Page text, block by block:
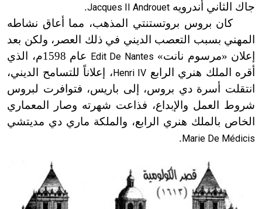
جاك الثاني أندرويه Jacques II Androuet
.
كان بروس بروتستنتي المذهب، مما أعاق نشاطه
المهني بسبب التعصب الديني في ذلك العصر، ولكن بعد
إعلان «مرسوم نانت» Edit De Nantes
عام 1598م، الذي
أقره الملك هنري الرابع Henri IV ، إعلاناً للتسامح الديني،
انتقلت أسرة دي بروس، إلى باريس، فتوافرت لبروس
شروط العمل والإبداع، فذاعت شهرته وصار المعماري
الخاص بالملك هنري الرابع، والملكة ماري دي مديتشي
Marie De Médicis
.